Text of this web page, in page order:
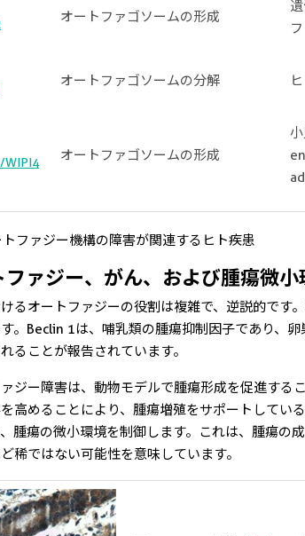
オートファゴソームの形成
オートファゴソームの分解
WIPI4 オートファゴソームの形成
ファジー機構の障害が関連するヒト疾患
ファジー、がん、および腫瘍微小
るオートファジーの役割は複雑で、逆説的です
。Beclin 1は、哺乳類の腫瘍抑制因子であり、
ることが報告されています。
ジー障害は、動物モデルで腫瘍形成を促進する
高めることにより、腫瘍増殖をサポートしてい
腫瘍の微小環境を制御します。これは、腫瘍の
稀ではない可能性を意味しています。